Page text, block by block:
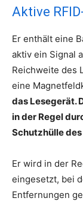
Aktive
Er enthält eine
aktiv ein Signal
Reichweite des
eine
das Lesegerät.
in der Regel
Schutzhülle
Er wird in der
eingesetzt, bei
Entfernungen